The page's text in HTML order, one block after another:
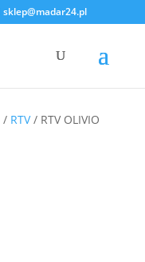
sklep@madar24.pl
/ RTV/ RTV OLIVIO